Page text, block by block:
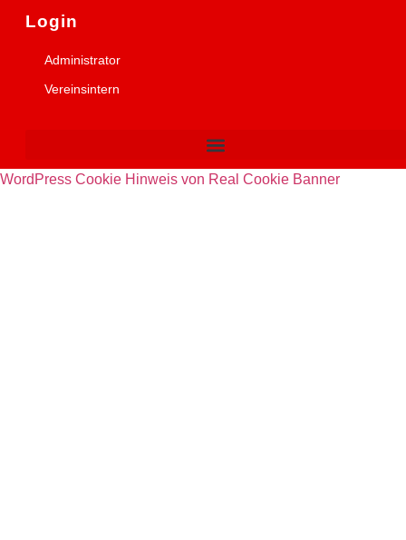
Login
Administrator
Vereinsintern
WordPress Cookie Hinweis von Real Cookie Banner